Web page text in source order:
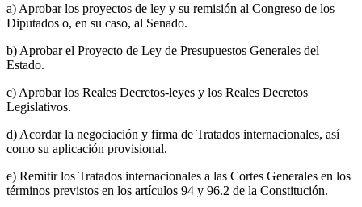
a) Aprobar los proyectos de ley y su remisión al Congreso de los
Diputados o, en su caso, al Senado.
b) Aprobar el Proyecto de Ley de Presupuestos Generales del
Estado.
c) Aprobar los Reales Decretos-leyes y los Reales Decretos
Legislativos.
d) Acordar la negociación y firma de Tratados internacionales, así
como su aplicación provisional.
e) Remitir los Tratados internacionales a las Cortes Generales en los
términos previstos en los artículos 94 y 96.2 de la Constitución.